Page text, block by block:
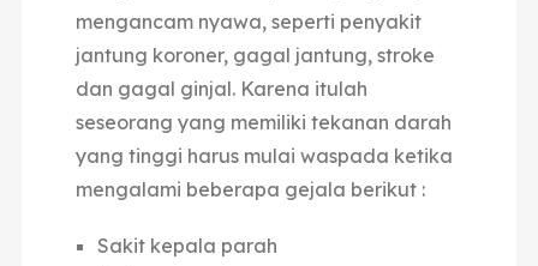
mengancam nyawa, seperti penyakit
jantung koroner, gagal jantung, stroke
dan gagal ginjal. Karena itulah
seseorang yang memiliki tekanan darah
yang tinggi harus mulai waspada ketika
mengalami beberapa gejala berikut :
Sakit kepala parah